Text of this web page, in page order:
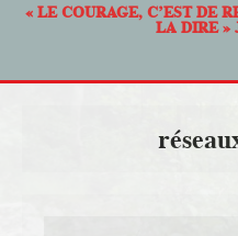
« LE COURAGE, C’EST DE
LA DIRE »